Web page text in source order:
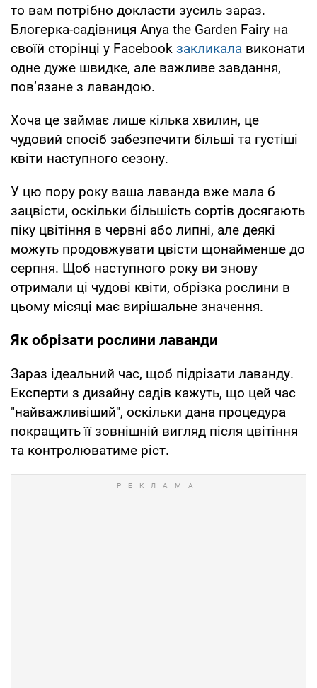
то вам потрібно докласти зусиль зараз.
Блогерка-садівниця Anya the Garden Fairy на
своїй сторінці у Facebook закликала виконати
одне дуже швидке, але важливе завдання,
пов’язане з лавандою.
Хоча це займає лише кілька хвилин, це
чудовий спосіб забезпечити більші та густіші
квіти наступного сезону.
У цю пору року ваша лаванда вже мала б
зацвісти, оскільки більшість сортів досягають
піку цвітіння в червні або липні, але деякі
можуть продовжувати цвісти щонайменше до
серпня. Щоб наступного року ви знову
отримали ці чудові квіти, обрізка рослини в
цьому місяці має вирішальне значення.
Як обрізати рослини лаванди
Зараз ідеальний час, щоб підрізати лаванду.
Експерти з дизайну садів кажуть, що цей час
"найважливіший", оскільки дана процедура
покращить її зовнішній вигляд після цвітіння
та контролюватиме ріст.